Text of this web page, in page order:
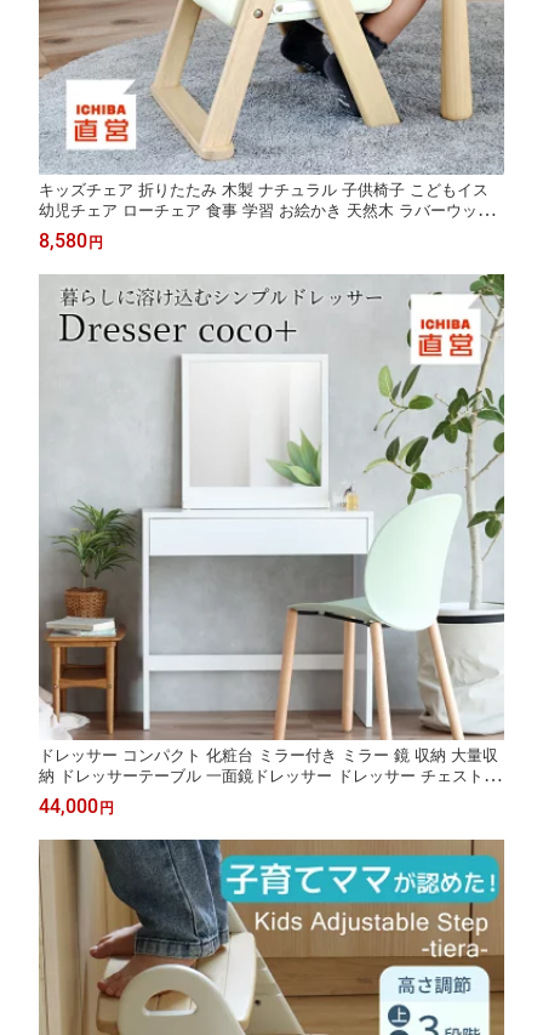
キッズチェア 折りたたみ 木製 ナチュラル 子供椅子 こどもイス
幼児チェア ローチェア 食事 学習 お絵かき 天然木 ラバーウッド
完成品 Kids Folding Chair -coby- ILC-3933 市場株式会社 ちいくの
いちば いちばかぐ
8,580 円
ドレッサー コンパクト 化粧台 ミラー付き ミラー 鏡 収納 大量収
納 ドレッサーテーブル 一面鏡ドレッサー ドレッサー チェスト 白
ホワイト ホワイト家具 化粧台 鏡台 プレゼント おしゃれ Dresser
-coco+-［M-3898］
44,000 円